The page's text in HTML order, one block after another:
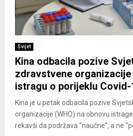
Svijet
Kina odbacila pozive
zdravstvene organizacije
istragu o porijeklu Covid-
Kina je u petak odbacila pozive
organizacije (WHO) na obnovu
rekavši da podržava “naučne”, a ne